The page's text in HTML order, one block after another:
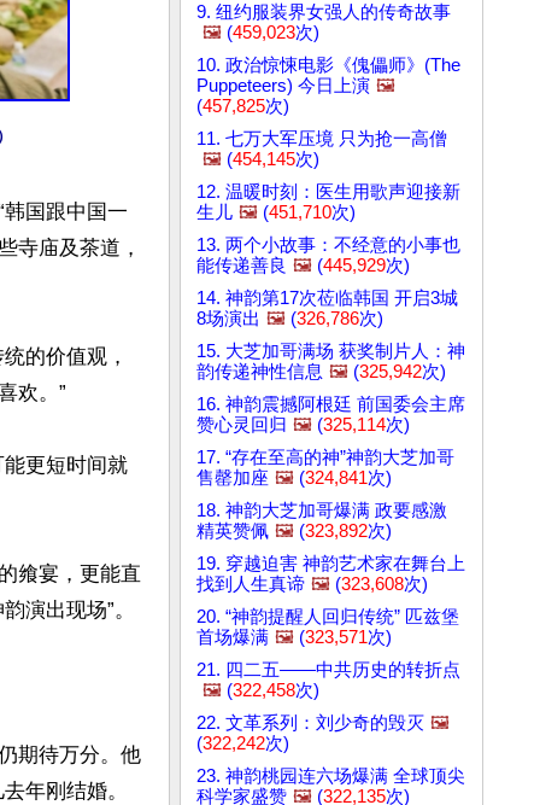
国跟中国一
寺庙及茶道，
的价值观，
欢。”
更短时间就
飨宴，更能直
演出现场”。
期待万分。他
年刚结婚。
9. 纽约服装界女强人的传奇故事
🖼️ (459,023次)
10. 政治惊悚电影《傀儡师》(The
Puppeteers) 今日上演 🖼️
(457,825次)
11. 七万大军压境 只为抢一高僧
🖼️ (454,145次)
12. 温暖时刻：医生用歌声迎接新
生儿 🖼️ (451,710次)
13. 两个小故事：不经意的小事也
能传递善良 🖼️ (445,929次)
14. 神韵第17次莅临韩国 开启3城
8场演出 🖼️ (326,786次)
15. 大芝加哥满场 获奖制片人：神
韵传递神性信息 🖼️ (325,942次)
16. 神韵震撼阿根廷 前国委会主席
赞心灵回归 🖼️ (325,114次)
17. “存在至高的神”神韵大芝加哥
售罄加座 🖼️ (324,841次)
18. 神韵大芝加哥爆满 政要感激
精英赞佩 🖼️ (323,892次)
19. 穿越迫害 神韵艺术家在舞台上
找到人生真谛 🖼️ (323,608次)
20. “神韵提醒人回归传统” 匹兹堡
首场爆满 🖼️ (323,571次)
21. 四二五——中共历史的转折点
🖼️ (322,458次)
22. 文革系列：刘少奇的毁灭 🖼️
(322,242次)
23. 神韵桃园连六场爆满 全球顶尖
科学家盛赞 🖼️ (322,135次)